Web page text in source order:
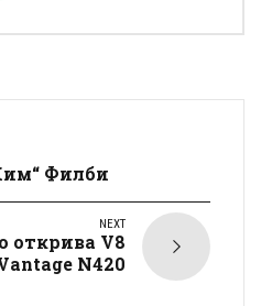
Филби
NEXT
открива V8
N420